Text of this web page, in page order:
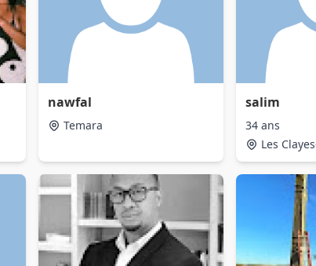
nawfal
Temara
salim
34 ans
Les